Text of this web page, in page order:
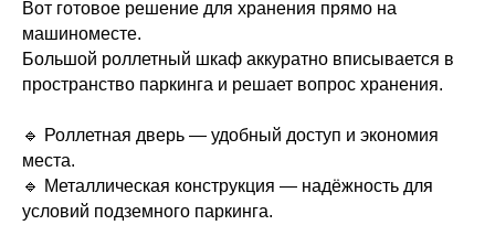
Вот готовое решение для хранения прямо на
машиноместе.
Большой роллетный шкаф аккуратно вписывается в
пространство паркинга и решает вопрос хранения.
🔹 Роллетная дверь — удобный доступ и экономия
места.
🔹 Металлическая конструкция — надёжность для
условий подземного паркинга.